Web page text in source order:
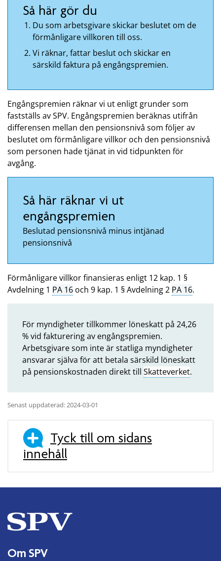
Så här gör du
Du som arbetsgivare skickar beslutet om de
förmånligare villkoren till oss.
Vi räknar, fattar beslut och skickar en
särskild faktura på engångspremien.
Engångspremien räknar vi ut enligt grunder som
fastställs av SPV. Engångspremien beräknas utifrån
differensen mellan den pensionsnivå som följer av
beslutet om förmånligare villkor och den pensionsnivå
som personen hade tjänat in vid tidpunkten för
avgång.
Så här räknar vi ut
engångspremien
Beslutad pensionsnivå minus intjänad
pensionsnivå
Förmånligare villkor finansieras enligt 12 kap. 1 §
Avdelning 1 PA 16 och 9 kap. 1 § Avdelning 2 PA 16.
För myndigheter tillkommer löneskatt på 24,26
% vid fakturering av engångspremien.
Arbetsgivare som inte är statliga myndigheter
ansvarar själva för att betala särskild löneskatt
på pensionskostnaden direkt till Skatteverket.
Senast uppdaterad: 2024-03-01
Tyck till om sidans
innehåll
Om SPV